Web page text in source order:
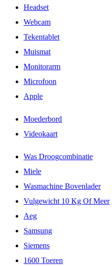
Headset
Webcam
Tekentablet
Muismat
Monitorarm
Microfoon
Apple
Moederbord
Videokaart
Was Droogcombinatie
Miele
Wasmachine Bovenlader
Vulgewicht 10 Kg Of Meer
Aeg
Samsung
Siemens
1600 Toeren